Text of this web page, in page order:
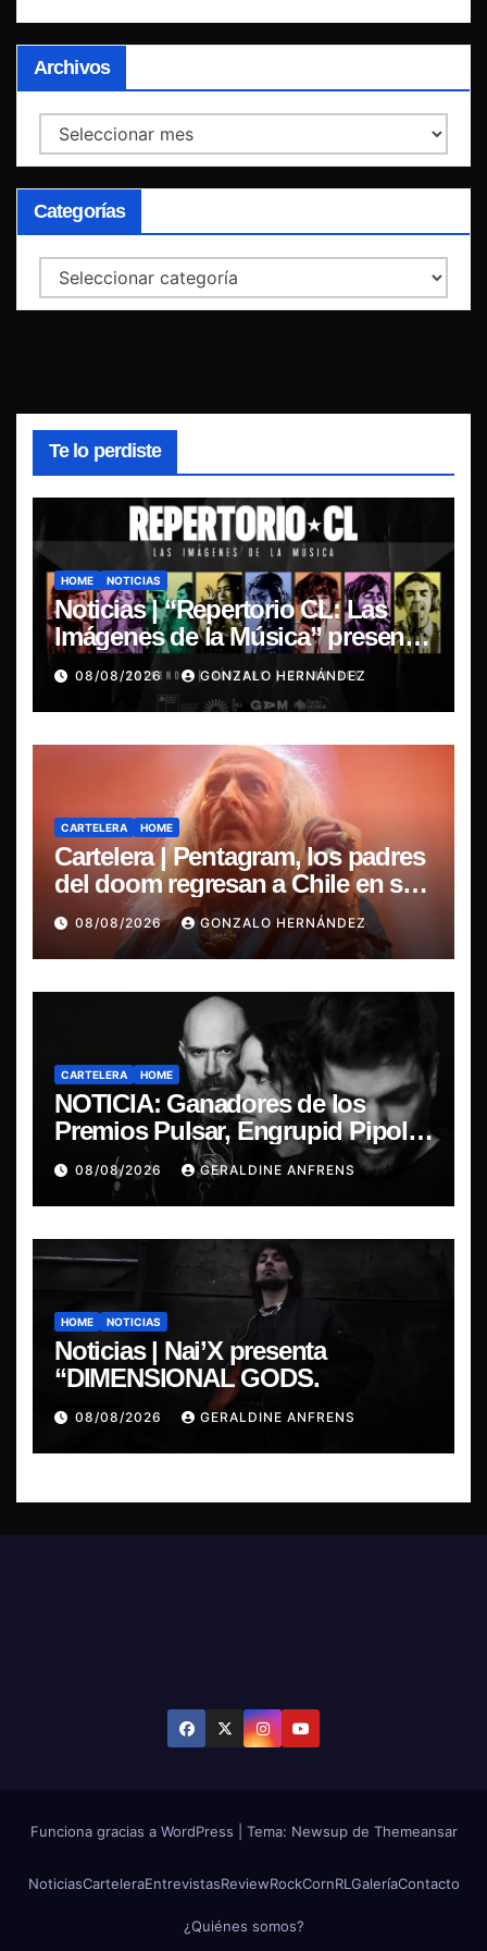
Archivos
Archivos
Categorías
Categorías
Te lo perdiste
HOME NOTICIAS
Noticias | “Repertorio CL: Las
Imágenes de la Música” presenta
la esencia del nuevo sonido
nacional
08/08/2026 GONZALO HERNÁNDEZ
CARTELERA HOME
Cartelera | Pentagram, los padres
del doom regresan a Chile en su
última misa
08/08/2026 GONZALO HERNÁNDEZ
CARTELERA HOME
NOTICIA: Ganadores de los
Premios Pulsar, Engrupid Pipol
presentan show exclusivo.
08/08/2026 GERALDINE ANFRENS
HOME NOTICIAS
Noticias | Nai’X presenta
“DIMENSIONAL GODS.
08/08/2026 GERALDINE ANFRENS
Funciona gracias a WordPress Tema: Newsup de Themeansar
NoticiasCarteleraEntrevistasReviewRockCornRL GaleríaContacto
¿Quiénes somos?